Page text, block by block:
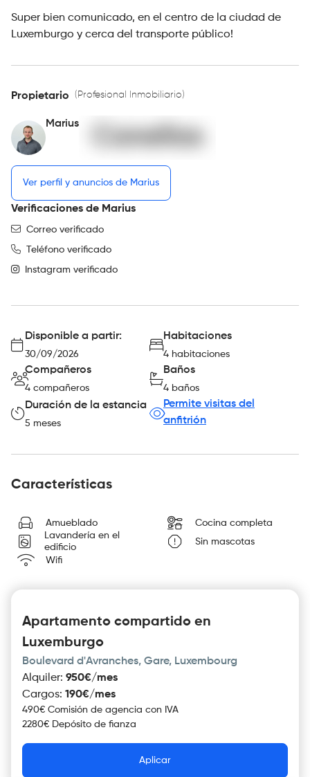
Super bien comunicado, en el centro de la ciudad de
Luxemburgo y cerca del transporte público!
Propietario (Profesional Inmobiliario)
Marius
Ver perfil y anuncios de Marius
Verificaciones de Marius
Correo verificado
Teléfono verificado
Instagram verificado
Disponible a partir:
30/09/2026
Habitaciones
4 habitaciones
Compañeros
4 compañeros
Baños
4 baños
Duración de la estancia
5 meses
Permite visitas del
anfitrión
Características
Amueblado
Cocina completa
Lavandería en el
edificio
Sin mascotas
Wifi
Apartamento compartido en
Luxemburgo
Boulevard d'Avranches, Gare, Luxembourg
Alquiler: 950€/mes
Cargos: 190€/mes
490€ Comisión de agencia con IVA
2280€ Depósito de fianza
Aplicar